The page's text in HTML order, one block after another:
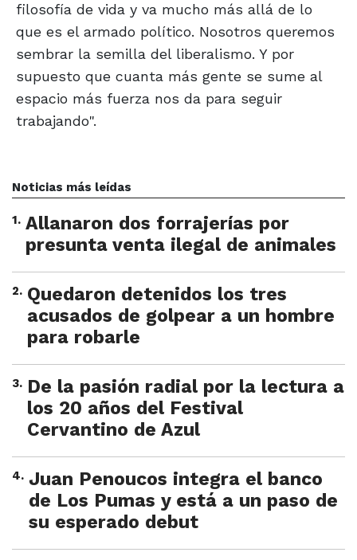
filosofía de vida y va mucho más allá de lo
que es el armado político. Nosotros queremos
sembrar la semilla del liberalismo. Y por
supuesto que cuanta más gente se sume al
espacio más fuerza nos da para seguir
trabajando".
Noticias más leídas
1. Allanaron dos forrajerías por
presunta venta ilegal de animales
2. Quedaron detenidos los tres
acusados de golpear a un hombre
para robarle
3. De la pasión radial por la lectura a
los 20 años del Festival
Cervantino de Azul
4. Juan Penoucos integra el banco
de Los Pumas y está a un paso de
su esperado debut